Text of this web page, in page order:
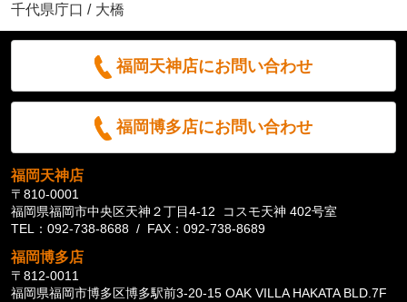
千代県庁口 / 大橋
福岡天神店にお問い合わせ
福岡博多店にお問い合わせ
福岡天神店
〒810-0001
福岡県福岡市中央区天神２丁目4-12 コスモ天神 402号室
TEL：092-738-8688 / FAX：092-738-8689
福岡博多店
〒812-0011
福岡県福岡市博多区博多駅前3-20-15 OAK VILLA HAKATA BLD.7F